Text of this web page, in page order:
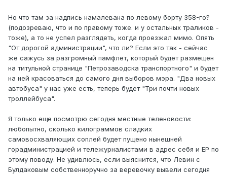
Но что там за надпись намалевана по левому борту 358-го?
(подозреваю, что и по правому тоже. и у остальных траликов -
тоже), а то не успел разглядеть, когда проезжал мимо. Опять
"От дорогой администрации", что ли? Если это так - сейчас
же сажусь за разгромный памфлет, который будет размещен
на титульной странице "Петрозаводска транспортного" и будет
на ней красоваться до самого дня выборов мэра. "Два новых
автобуса" у нас уже есть, теперь будет "Три почти новых
троллейбуса".
Я только еще посмотрю сегодня местные теленовости:
любопытно, сколько килограммов сладких
самовосхваляющих соплей будет пущено нынешней
горадминистрацией и тележурналистами в адрес себя и ЕР по
этому поводу. Не удивлюсь, если выяснится, что Левин с
Булдаковым собственноручно за веревочку вывели сегодня